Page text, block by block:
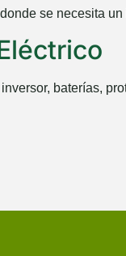
se necesita
baterías,